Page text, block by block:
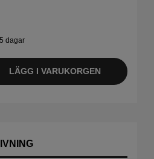
dagar
LÄGG I VARUKORGEN